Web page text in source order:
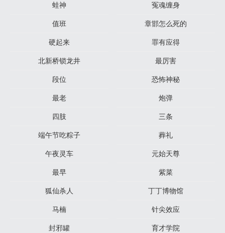
蛙神
冤魂缠身
值班
章邯怎么死的
硬起来
罪有应得
北新桥锁龙井
最厉害
段位
恐怖神秘
最老
炮弹
四肢
三条
端午节吃粽子
葬礼
午夜灵车
元始天尊
最早
紫菜
狐仙杀人
丁丁博物馆
马楠
针尖效应
封邪罐
育才学院